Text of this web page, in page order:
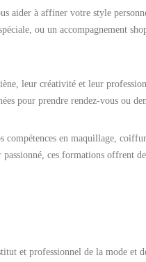
aider à affiner votre style
ou un accompagnement
leur créativité et leur
pour prendre rendez-vous ou
en maquillage,
ces formations offrent
et professionnel de la mode et